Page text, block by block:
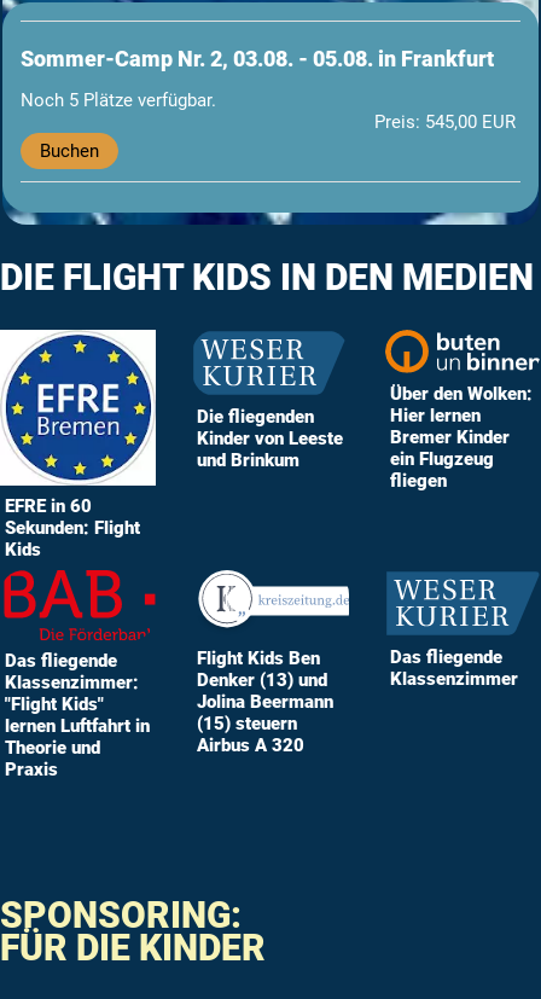
Sommer-Camp Nr. 2, 03.08. - 05.08. in Frankfurt
Noch 5 Plätze verfügbar.
Preis: 545,00 EUR
Buchen
DIE FLIGHT KIDS IN DEN MEDIEN
EFRE in 60
Sekunden: Flight
Kids
Die fliegenden
Kinder von Leeste
und Brinkum
Über den Wolken:
Hier lernen
Bremer Kinder
ein Flugzeug
fliegen
Das fliegende
Klassenzimmer:
"Flight Kids"
lernen Luftfahrt in
Theorie und
Praxis
Flight Kids Ben
Denker (13) und
Jolina Beermann
(15) steuern
Airbus A 320
Das fliegende
Klassenzimmer
SPONSORING:
FÜR DIE KINDER